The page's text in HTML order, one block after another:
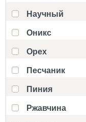
Научный
Оникс
Орех
Песчаник
Пиния
Ржавчина